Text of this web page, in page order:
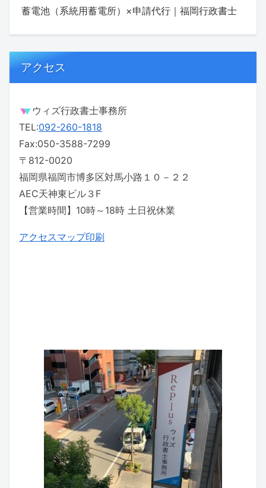
蓄電池（系統用蓄電所）×申請代行｜福岡行政書士
アクセス
ウィズ行政書士事務所
TEL:092-260-1818
Fax:050-3588-7299
〒812-0020
福岡県福岡市博多区対馬小路１０－２２
AEC天神東ビル３F
【営業時間】10時～18時 土日祝休業
アクセスマップ印刷